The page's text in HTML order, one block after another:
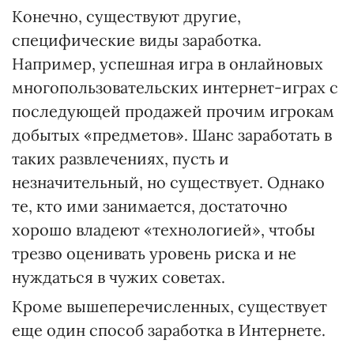
Конечно, существуют другие,
специфические виды заработка.
Например, успешная игра в онлайновых
многопользовательских интернет-играх с
последующей продажей прочим игрокам
добытых «предметов». Шанс заработать в
таких развлечениях, пусть и
незначительный, но существует. Однако
те, кто ими занимается, достаточно
хорошо владеют «технологией», чтобы
трезво оценивать уровень риска и не
нуждаться в чужих советах.
Кроме вышеперечисленных, существует
еще один способ заработка в Интернете.